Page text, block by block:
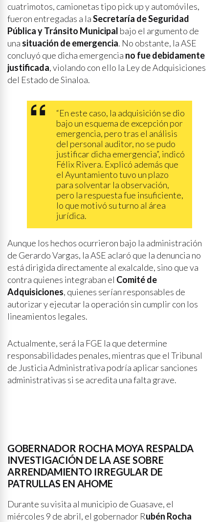
cuatrimotos, camionetas tipo pick up y automóviles,
fueron entregadas a laSecretaría de Seguridad
Pública y Tránsito Municipal bajo el argumento de
una situación de emergencia. No obstante, la ASE
concluyó que dicha emergencia no fue debidamente
justificada, violando con ello la Ley de Adquisiciones
del Estado de Sinaloa.
“En este caso, la adquisición se dio
bajo un esquema de excepción por
emergencia, pero tras el análisis
del personal auditor, no se pudo
justificar dicha emergencia”, indicó
Félix Rivera. Explicó además que
el Ayuntamiento tuvo un plazo
para solventar la observación,
pero la respuesta fue insuficiente,
lo que motivó su turno al área
jurídica.
Aunque los hechos ocurrieron bajo la administración
de Gerardo Vargas, la ASE aclaró que la denuncia no
está dirigida directamente al exalcalde, sino que va
contra quienes integraban el Comité de
Adquisiciones, quienes serían responsables de
autorizar y ejecutar la operación sin cumplir con los
lineamientos legales.
Actualmente, será la FGE la que determine
responsabilidades penales, mientras que el Tribunal
de Justicia Administrativa podría aplicar sanciones
administrativas si se acredita una falta grave.
GOBERNADOR ROCHA MOYA RESPALDA
INVESTIGACIÓN DE LA ASE SOBRE
ARRENDAMIENTO IRREGULAR DE
PATRULLAS EN AHOME
Durante su visita al municipio de Guasave, el
miércoles 9 de abril, el gobernador Rubén Rocha